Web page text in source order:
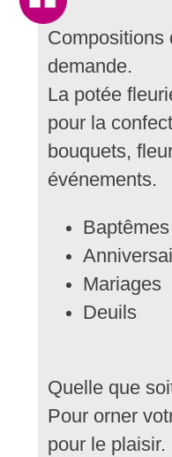
Compositions
demande.
La potée
pour la
bouquets,
événements.
Baptêmes
Mariages
Deuils
Quelle que
Pour orner
pour le plaisir.